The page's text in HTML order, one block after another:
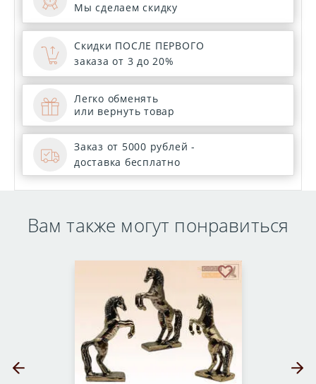
Мы сделаем скидку
Скидки ПОСЛЕ ПЕРВОГО
заказа от 3 до 20%
Легко обменять
или вернуть товар
Заказ от 5000 рублей -
доставка бесплатно
Вам также могут понравиться
В избранное
Предыдущий слайд